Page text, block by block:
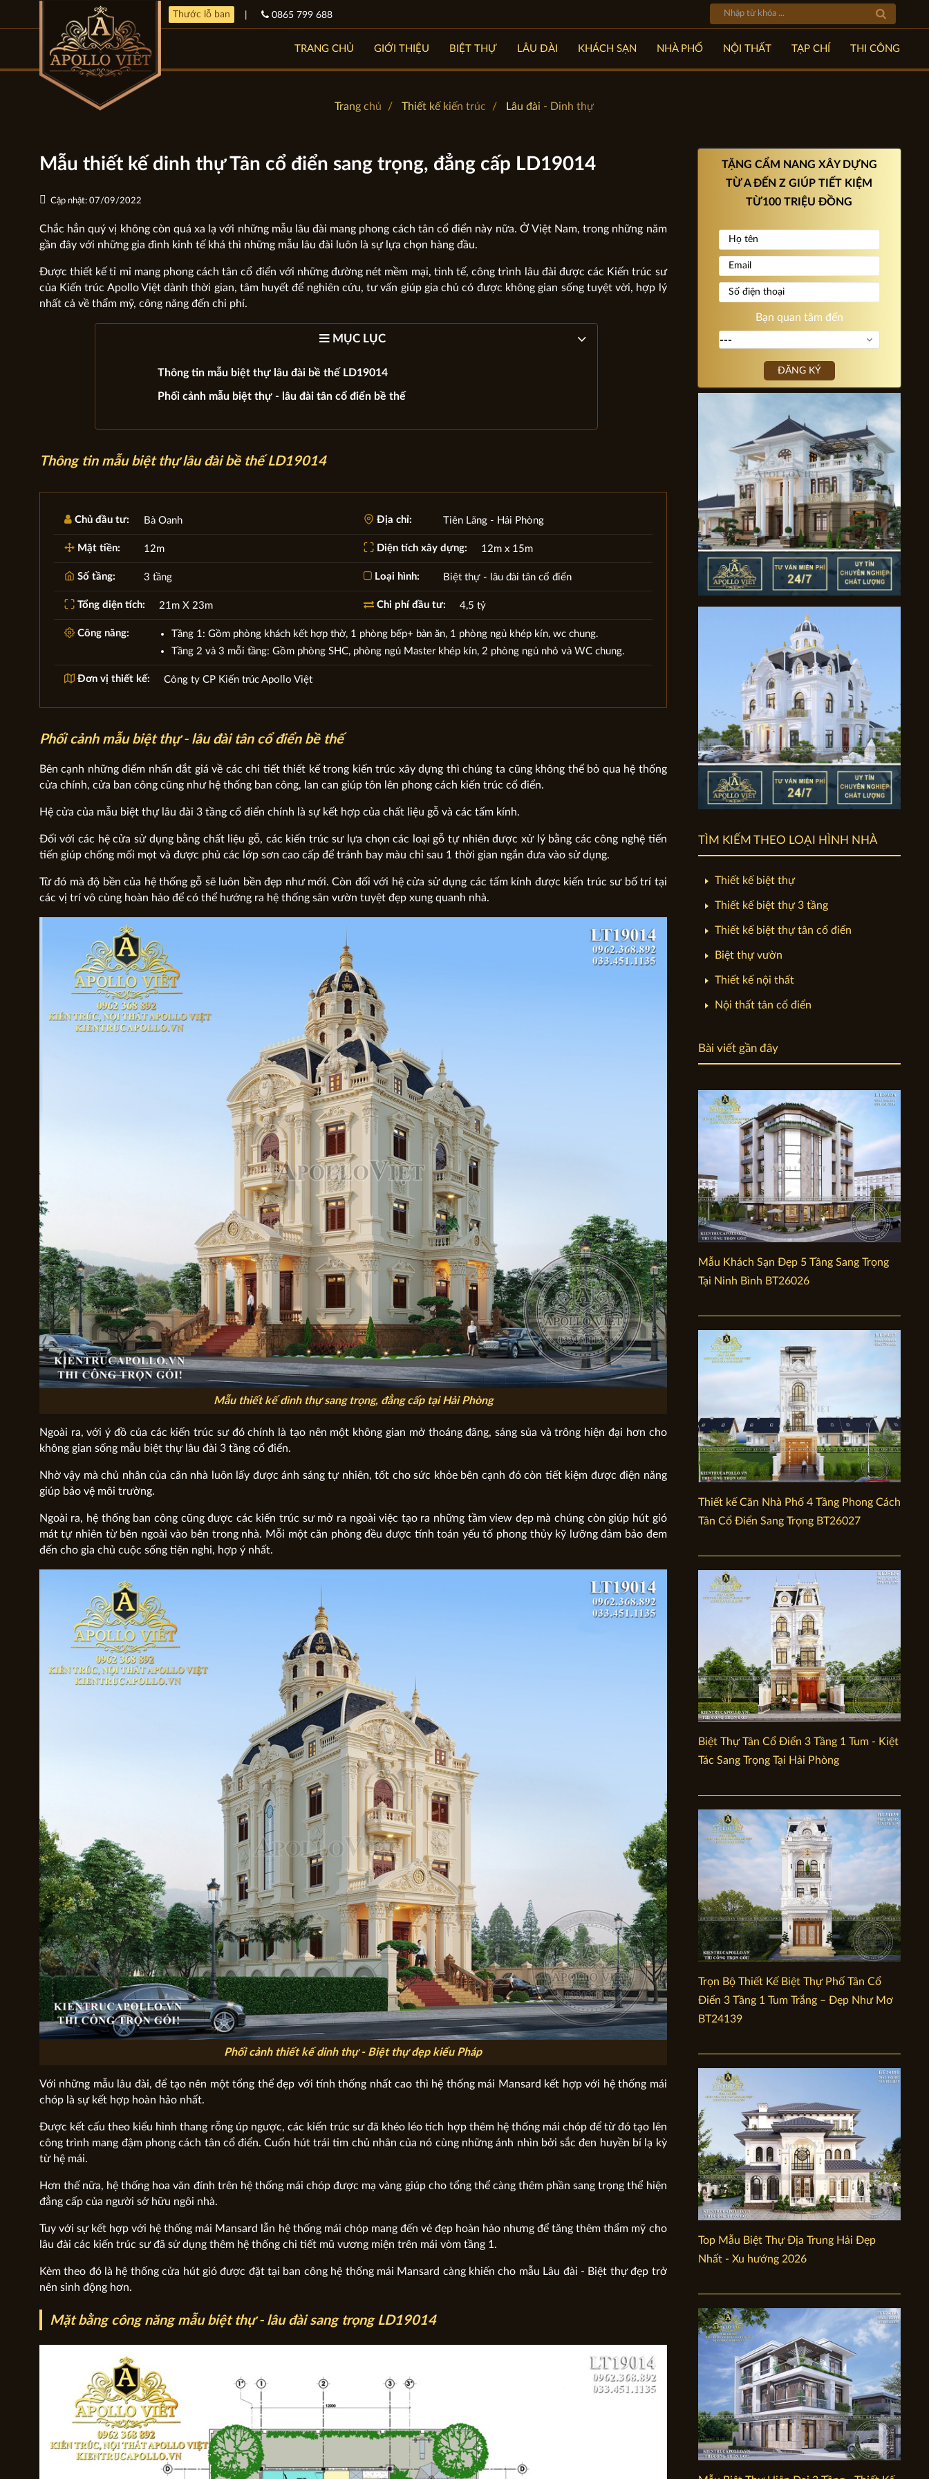
Thước lỗ ban 0865 799 688
TRANG CHỦ GIỚI THIỆU BIỆT THỰ LÂU ĐÀI KHÁCH SẠN NHÀ PHỐ NỘI THẤT TẠP CHÍ THI CÔNG
Trang chủ Thiết kế kiến trúc Lâu đài - Dinh thự
Mẫu thiết kế dinh thự Tân cổ điển sang trọng, đẳng cấp LD19014
Cập nhật: 07/09/2022
Chắc hẳn quý vị không còn quá xa lạ với những mẫu lâu đài mang phong cách tân cổ điển này nữa. Ở Việt Nam, trong những năm
gần đây với những gia đình kinh tế khá thì những mẫu lâu đài luôn là sự lựa chọn hàng đầu.
Được thiết kế tỉ mỉ mang phong cách tân cổ điển với những đường nét mềm mại, tinh tế, công trình lâu đài được các Kiến trúc sư
của Kiến trúc Apollo Việt dành thời gian, tâm huyết để nghiên cứu, tư vấn giúp gia chủ có được không gian sống tuyệt vời, hợp lý
nhất cả về thẩm mỹ, công năng đến chi phí.
MỤC LỤC
Thông tin mẫu biệt thự lâu đài bề thế LD19014
Phối cảnh mẫu biệt thự - lâu đài tân cổ điển bề thế
Thông tin mẫu biệt thự lâu đài bề thế LD19014
Chủ đầu tư: Bà Oanh Địa chỉ: Tiên Lãng - Hải Phòng
Mặt tiền: 12m Diện tích xây dựng: 12m x 15m
Số tầng: 3 tầng Loại hình: Biệt thự - lâu đài tân cổ điển
Tổng diện tích: 21m X 23m Chi phí đầu tư: 4,5 tỷ
Công năng:
Tầng 1: Gồm phòng khách kết hợp thờ, 1 phòng bếp+ bàn ăn, 1 phòng ngủ khép kín, wc chung.
Tầng 2 và 3 mỗi tầng: Gồm phòng SHC, phòng ngủ Master khép kín, 2 phòng ngủ nhỏ và WC chung.
Đơn vị thiết kế: Công ty CP Kiến trúc Apollo Việt
Phối cảnh mẫu biệt thự - lâu đài tân cổ điển bề thế
Bên cạnh những điểm nhấn đắt giá về các chi tiết thiết kế trong kiến trúc xây dựng thì chúng ta cũng không thể bỏ qua hệ thống
cửa chính, cửa ban công cũng như hệ thống ban công, lan can giúp tôn lên phong cách kiến trúc cổ điển.
Hệ cửa của mẫu biệt thự lâu đài 3 tầng cổ điển chính là sự kết hợp của chất liệu gỗ và các tấm kính.
Đối với các hệ cửa sử dụng bằng chất liệu gỗ, các kiến trúc sư lựa chọn các loại gỗ tự nhiên được xử lý bằng các công nghệ tiến
tiến giúp chống mối mọt và được phủ các lớp sơn cao cấp để tránh bay màu chỉ sau 1 thời gian ngắn đưa vào sử dụng.
Từ đó mà độ bền của hệ thống gỗ sẽ luôn bền đẹp như mới. Còn đối với hệ cửa sử dụng các tấm kính được kiến trúc sư bố trí tại
các vị trí vô cùng hoàn hảo để có thể hướng ra hệ thống sân vườn tuyệt đẹp xung quanh nhà.
Mẫu thiết kế dinh thự sang trọng, đẳng cấp tại Hải Phòng
Ngoài ra, với ý đồ của các kiến trúc sư đó chính là tạo nên một không gian mở thoáng đãng, sáng sủa và trông hiện đại hơn cho
không gian sống mẫu biệt thự lâu đài 3 tầng cổ điển.
Nhờ vậy mà chủ nhân của căn nhà luôn lấy được ánh sáng tự nhiên, tốt cho sức khỏe bên cạnh đó còn tiết kiệm được điện năng
giúp bảo vệ môi trường.
Ngoài ra, hệ thống ban công cũng được các kiến trúc sư mở ra ngoài việc tạo ra những tầm view đẹp mà chúng còn giúp hút gió
mát tự nhiên từ bên ngoài vào bên trong nhà. Mỗi một căn phòng đều được tính toán yếu tố phong thủy kỹ lưỡng đảm bảo đem
đến cho gia chủ cuộc sống tiện nghi, hợp ý nhất.
Phối cảnh thiết kế dinh thự - Biệt thự đẹp kiểu Pháp
Với những mẫu lâu đài, để tạo nên một tổng thể đẹp với tính thống nhất cao thì hệ thống mái Mansard kết hợp với hệ thống mái
chóp là sự kết hợp hoàn hảo nhất.
Được kết cấu theo kiểu hình thang rỗng úp ngược, các kiến trúc sư đã khéo léo tích hợp thêm hệ thống mái chóp để từ đó tạo lên
công trình mang đậm phong cách tân cổ điển. Cuốn hút trái tim chủ nhân của nó cùng những ánh nhìn bởi sắc đen huyền bí lạ kỳ
từ hệ mái.
Hơn thế nữa, hệ thống hoa văn đính trên hệ thống mái chóp được mạ vàng giúp cho tổng thể càng thêm phần sang trọng thể hiện
đẳng cấp của người sở hữu ngôi nhà.
Tuy với sự kết hợp với hệ thống mái Mansard lẫn hệ thống mái chóp mang đến vẻ đẹp hoàn hảo nhưng để tăng thêm thẩm mỹ cho
lâu đài các kiến trúc sư đã sử dụng thêm hệ thống chi tiết mũ vương miện trên mái vòm tầng 1.
Kèm theo đó là hệ thống cửa hút gió được đặt tại ban công hệ thống mái Mansard càng khiến cho mẫu Lâu đài - Biệt thự đẹp trở
nên sinh động hơn.
Mặt bằng công năng mẫu biệt thự - lâu đài sang trọng LD19014
TẶNG CẨM NANG XÂY DỰNG
TỪ A ĐẾN Z GIÚP TIẾT KIỆM
TỪ100 TRIỆU ĐỒNG
Bạn quan tâm đến
ĐĂNG KÝ
TÌM KIẾM THEO LOẠI HÌNH NHÀ
Thiết kế biệt thự
Thiết kế biệt thự 3 tầng
Thiết kế biệt thự tân cổ điển
Biệt thự vườn
Thiết kế nội thất
Nội thất tân cổ điển
Bài viết gần đây
Mẫu Khách Sạn Đẹp 5 Tầng Sang Trọng
Tại Ninh Bình BT26026
Thiết kế Căn Nhà Phố 4 Tầng Phong Cách
Tân Cổ Điển Sang Trọng BT26027
Biệt Thự Tân Cổ Điển 3 Tầng 1 Tum - Kiệt
Tác Sang Trọng Tại Hải Phòng
Trọn Bộ Thiết Kế Biệt Thự Phố Tân Cổ
Điển 3 Tầng 1 Tum Trắng – Đẹp Như Mơ
BT24139
Top Mẫu Biệt Thự Địa Trung Hải Đẹp
Nhất - Xu hướng 2026